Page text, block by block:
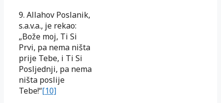
9. Allahov Poslanik,
s.a.v.a., je rekao:
„Bože moj, Ti Si
Prvi, pa nema ništa
prije Tebe, i Ti Si
Posljednji, pa nema
ništa poslije
Tebe!“[10]